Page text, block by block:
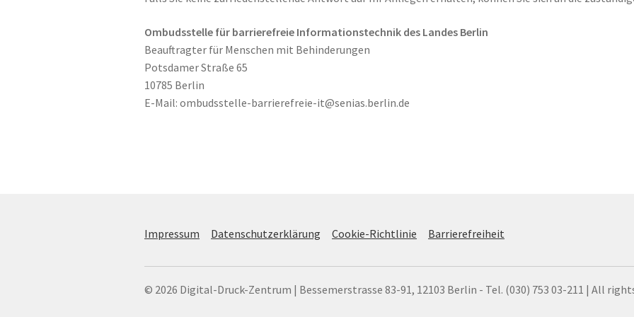
Ombudsstelle für barrierefreie Informationstechnik des Landes Berlin
Beauftragter für Menschen mit Behinderungen
Potsdamer Straße 65
10785 Berlin
E-Mail: ombudsstelle-barrierefreie-it@senias.berlin.de
Impressum Datenschutzerklärung Cookie-Richtlinie Barrierefreiheit
© 2026 Digital-Druck-Zentrum | Bessemerstrasse 83-91, 12103 Berlin - Tel. (030) 753 03-211 | All